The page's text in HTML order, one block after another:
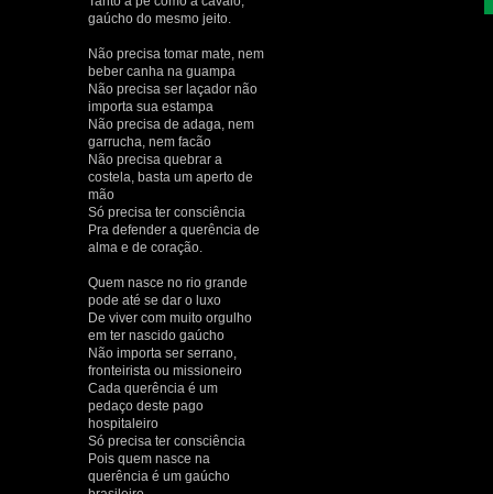
gaúcho do mesmo jeito.
Não precisa tomar mate, nem
beber canha na guampa
Não precisa ser laçador não
importa sua estampa
Não precisa de adaga, nem
garrucha, nem facão
Não precisa quebrar a
costela, basta um aperto de
mão
Só precisa ter consciência
Pra defender a querência de
alma e de coração.
Quem nasce no rio grande
pode até se dar o luxo
De viver com muito orgulho
em ter nascido gaúcho
Não importa ser serrano,
fronteirista ou missioneiro
Cada querência é um
pedaço deste pago
hospitaleiro
Só precisa ter consciência
Pois quem nasce na
querência é um gaúcho